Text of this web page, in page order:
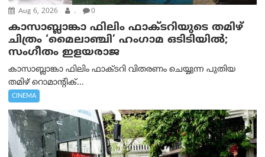
Aug 6, 2026 . 0
കാസാബ്ലാങ്കാ ഫിലിം ഫാക്ടറിയുടെ തമിഴ്
ചിത്രം ‘മൈലാഞ്ചി’ ഹംഗാമ ഒടിടിയിൽ;
സംഗീതം ഇളയരാജ
കാസാബ്ലാങ്കാ ഫിലിം ഫാക്ടറി വിതരണം ചെയ്യുന്ന പുതിയ
തമിഴ് റൊമാന്റിക്...
CINEMA